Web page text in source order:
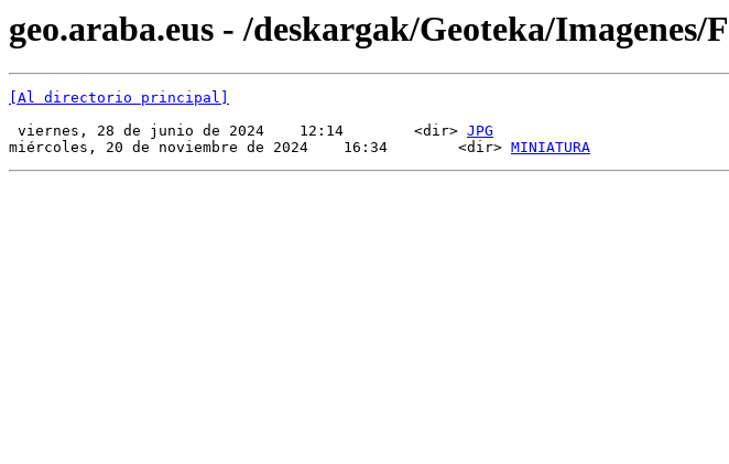
geo.araba.eus - /deskargak/Geoteka/
[Al directorio principal]
viernes, 28 de junio de 2024    12:14        <dir> JPG
miércoles, 20 de noviembre de 2024    16:34        <dir> MINIATURA